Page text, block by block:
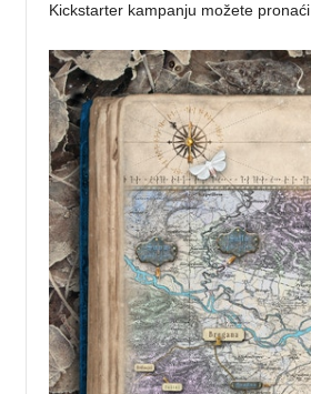
Kickstarter kampanju možete pronaći